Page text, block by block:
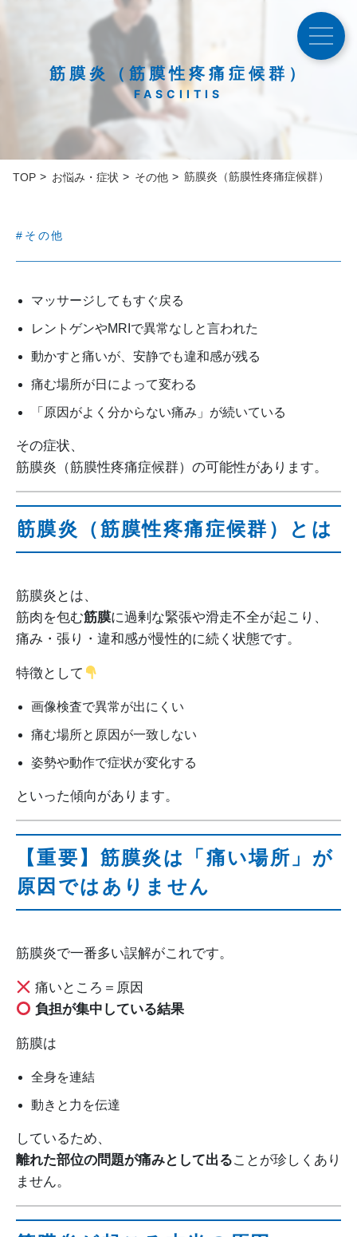
筋膜炎（筋膜性疼痛症候群）
FASCIITIS
TOP お悩み・症状 その他 筋膜炎（筋膜性疼痛症候群）
#その他
マッサージしてもすぐ戻る
レントゲンやMRIで異常なしと言われた
動かすと痛いが、安静でも違和感が残る
痛む場所が日によって変わる
「原因がよく分からない痛み」が続いている
その症状、
筋膜炎（筋膜性疼痛症候群）の可能性があります。
筋膜炎（筋膜性疼痛症候群）とは
筋膜炎とは、
筋肉を包む筋膜に過剰な緊張や滑走不全が起こり、
痛み・張り・違和感が慢性的に続く状態です。
特徴として
画像検査で異常が出にくい
痛む場所と原因が一致しない
姿勢や動作で症状が変化する
といった傾向があります。
【重要】筋膜炎は「痛い場所」が
原因ではありません
筋膜炎で一番多い誤解がこれです。
痛いところ＝原因
負担が集中している結果
筋膜は
全身を連結
動きと力を伝達
しているため、
離れた部位の問題が痛みとして出ることが珍しくあり
ません。